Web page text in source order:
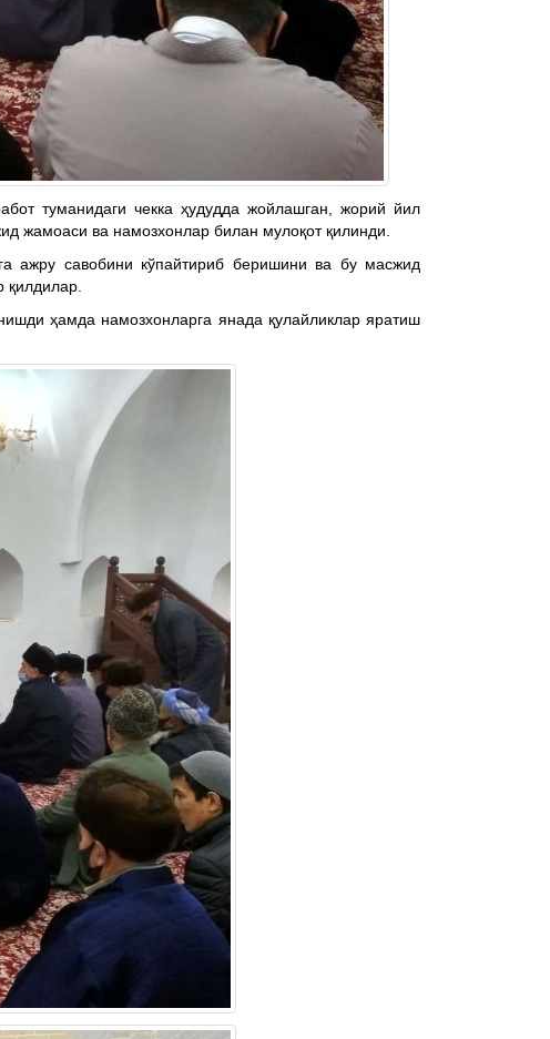
туманидаги чекка ҳудудда жойлашган, жорий йил
жамоаси ва намозхонлар билан мулоқот қилинди.
ажру савобини кўпайтириб беришини ва бу масжид
қилдилар.
ҳамда намозхонларга янада қулайликлар яратиш